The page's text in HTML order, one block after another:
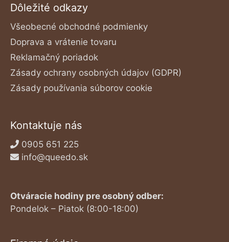
Dôležité odkazy
Všeobecné obchodné podmienky
Doprava a vrátenie tovaru
Reklamačný poriadok
Zásady ochrany osobných údajov (GDPR)
Zásady používania súborov cookie
Kontaktuje nás
0905 651 225
info@queedo.sk
Otváracie hodiny pre osobný odber:
Pondelok – Piatok (8:00-18:00)